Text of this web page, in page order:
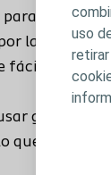
uso
mujeres.
las mujeres.
fácil agarre
gracias a
que